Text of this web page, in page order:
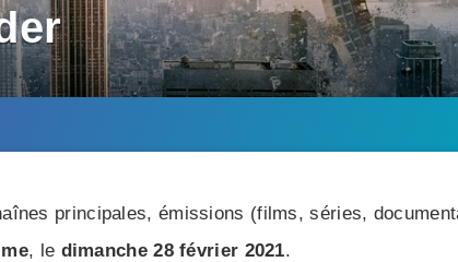
principales, émissions (films, séries,
, le dimanche 28 février 2021.